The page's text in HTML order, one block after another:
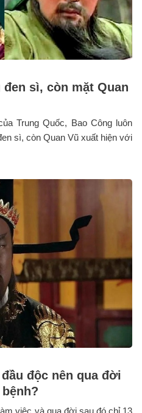
sì, còn mặt Quan
Trung Quốc, Bao Công luôn
sì, còn Quan Vũ xuất hiện với
độc nên qua đời